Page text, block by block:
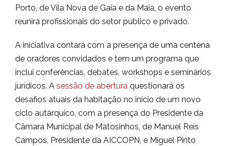
Porto, de Vila Nova de Gaia e da Maia, o evento
reunirá profissionais do setor público e privado.
A iniciativa contará com a presença de uma centena
de oradores convidados e tem um programa que
inclui conferências, debates, workshops e seminários
jurídicos. A sessão de abertura questionará os
desafios atuais da habitação no início de um novo
ciclo autárquico, com a presença do Presidente da
Câmara Municipal de Matosinhos, de Manuel Reis
Campos, Presidente da AICCOPN, e Miguel Pinto